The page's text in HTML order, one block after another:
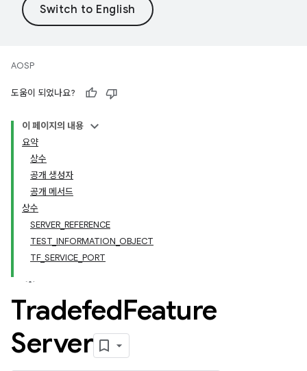
AOSP
도움이 되었나요?
이 페이지의 내용
요약
상수
공개 생성자
공개 메서드
상수
SERVER_REFERENCE
TEST_INFORMATION_OBJECT
TF_SERVICE_PORT
TradefedFeature
Server